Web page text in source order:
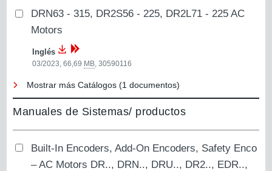
DRN63 - 315, DR2S56 - 225, DR2L71 - 225 AC
Motors
Inglés
03/2023, 66,69 MB ,30590116
Mostrar más Catálogos (1 documentos)
Manuales de Sistemas/ productos
Built-In Encoders, Add-On Encoders, Safety Enco
– AC Motors DR.., DRN.., DRU.., DR2.., EDR..,